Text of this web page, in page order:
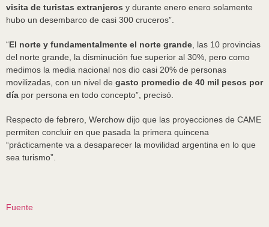
visita de turistas extranjeros y durante enero enero solamente
hubo un desembarco de casi 300 cruceros”.
“El norte y fundamentalmente el norte grande , las 10 provincias
del norte grande, la disminución fue superior al 30%, pero como
medimos la media nacional nos dio casi 20% de personas
movilizadas, con un nivel de gasto promedio de 40 mil pesos por
día por persona en todo concepto”, precisó.
Respecto de febrero, Werchow dijo que las proyecciones de CAME
permiten concluir en que pasada la primera quincena
“prácticamente va a desaparecer la movilidad argentina en lo que
sea turismo”.
Fuente